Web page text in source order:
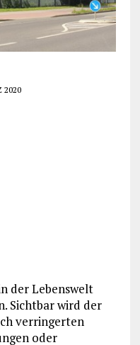
2020
der Lebenswelt
Sichtbar wird der
verringerten
oder